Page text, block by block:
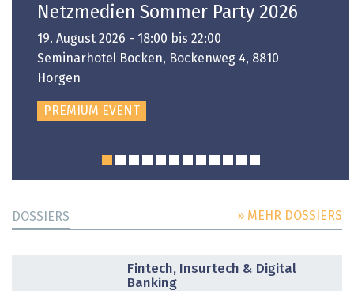
Netzmedien Sommer Party 2026
19. August 2026 - 18:00 bis 22:00
Seminarhotel Bocken, Bockenweg 4, 8810
Horgen
PREMIUM EVENT
DOSSIERS » MEHR DOSSIERS
Fintech, Insurtech & Digital
Banking